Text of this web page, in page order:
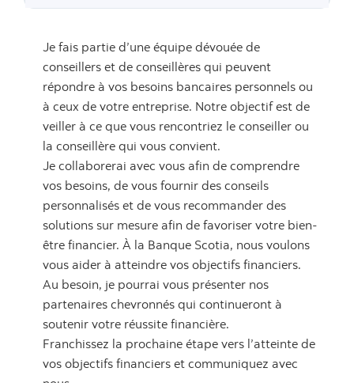
Je fais partie d’une équipe dévouée de
conseillers et de conseillères qui peuvent
répondre à vos besoins bancaires personnels ou
à ceux de votre entreprise. Notre objectif est de
veiller à ce que vous rencontriez le conseiller ou
la conseillère qui vous convient.
Je collaborerai avec vous afin de comprendre
vos besoins, de vous fournir des conseils
personnalisés et de vous recommander des
solutions sur mesure afin de favoriser votre bien-
être financier. À la Banque Scotia, nous voulons
vous aider à atteindre vos objectifs financiers.
Au besoin, je pourrai vous présenter nos
partenaires chevronnés qui continueront à
soutenir votre réussite financière.
Franchissez la prochaine étape vers l’atteinte de
vos objectifs financiers et communiquez avec